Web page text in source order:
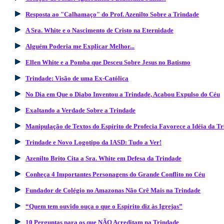
Resposta ao "Calhamaço" do Prof. Azenilto Sobre a Trindade
A Sra. White e o Nascimento de Cristo na Eternidade
Alguém Poderia me Explicar Melhor...
Ellen White e a Pomba que Desceu Sobre Jesus no Batismo
Trindade: Visão de uma Ex-Católica
No Dia em Que o Diabo Inventou a Trindade, Acabou Expulso do Céu
Exaltando a Verdade Sobre a Trindade
Manipulação de Textos do Espírito de Profecia Favorece a Idéia da
Trindade e Novo Logotipo da IASD: Tudo a Ver!
Azenilto Brito Cita a Sra. White em Defesa da Trindade
Conheça 4 Importantes Personagens do Grande Conflito no Céu
Fundador de Colégio no Amazonas Não Crê Mais na Trindade
“Quem tem ouvido ouça o que o Espírito diz às Igrejas”
10 Perguntas para os que NÃO Acreditam na Trindade